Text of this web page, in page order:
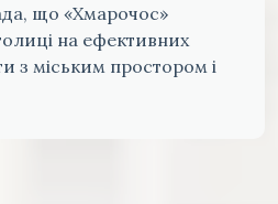
що «Хмарочос»
на ефективних
з міським простором і